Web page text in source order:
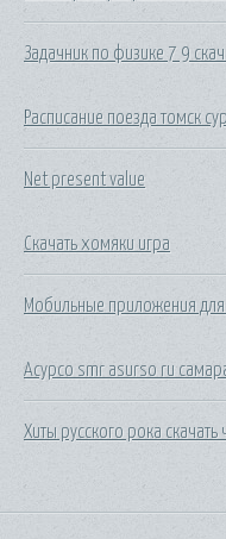
Задачник по физике 7 9
Расписание поезда томск
Net present value
Скачать хомяки игра
Мобильные приложения
Асурсо smr asurso ru
Хиты русского рока скачать